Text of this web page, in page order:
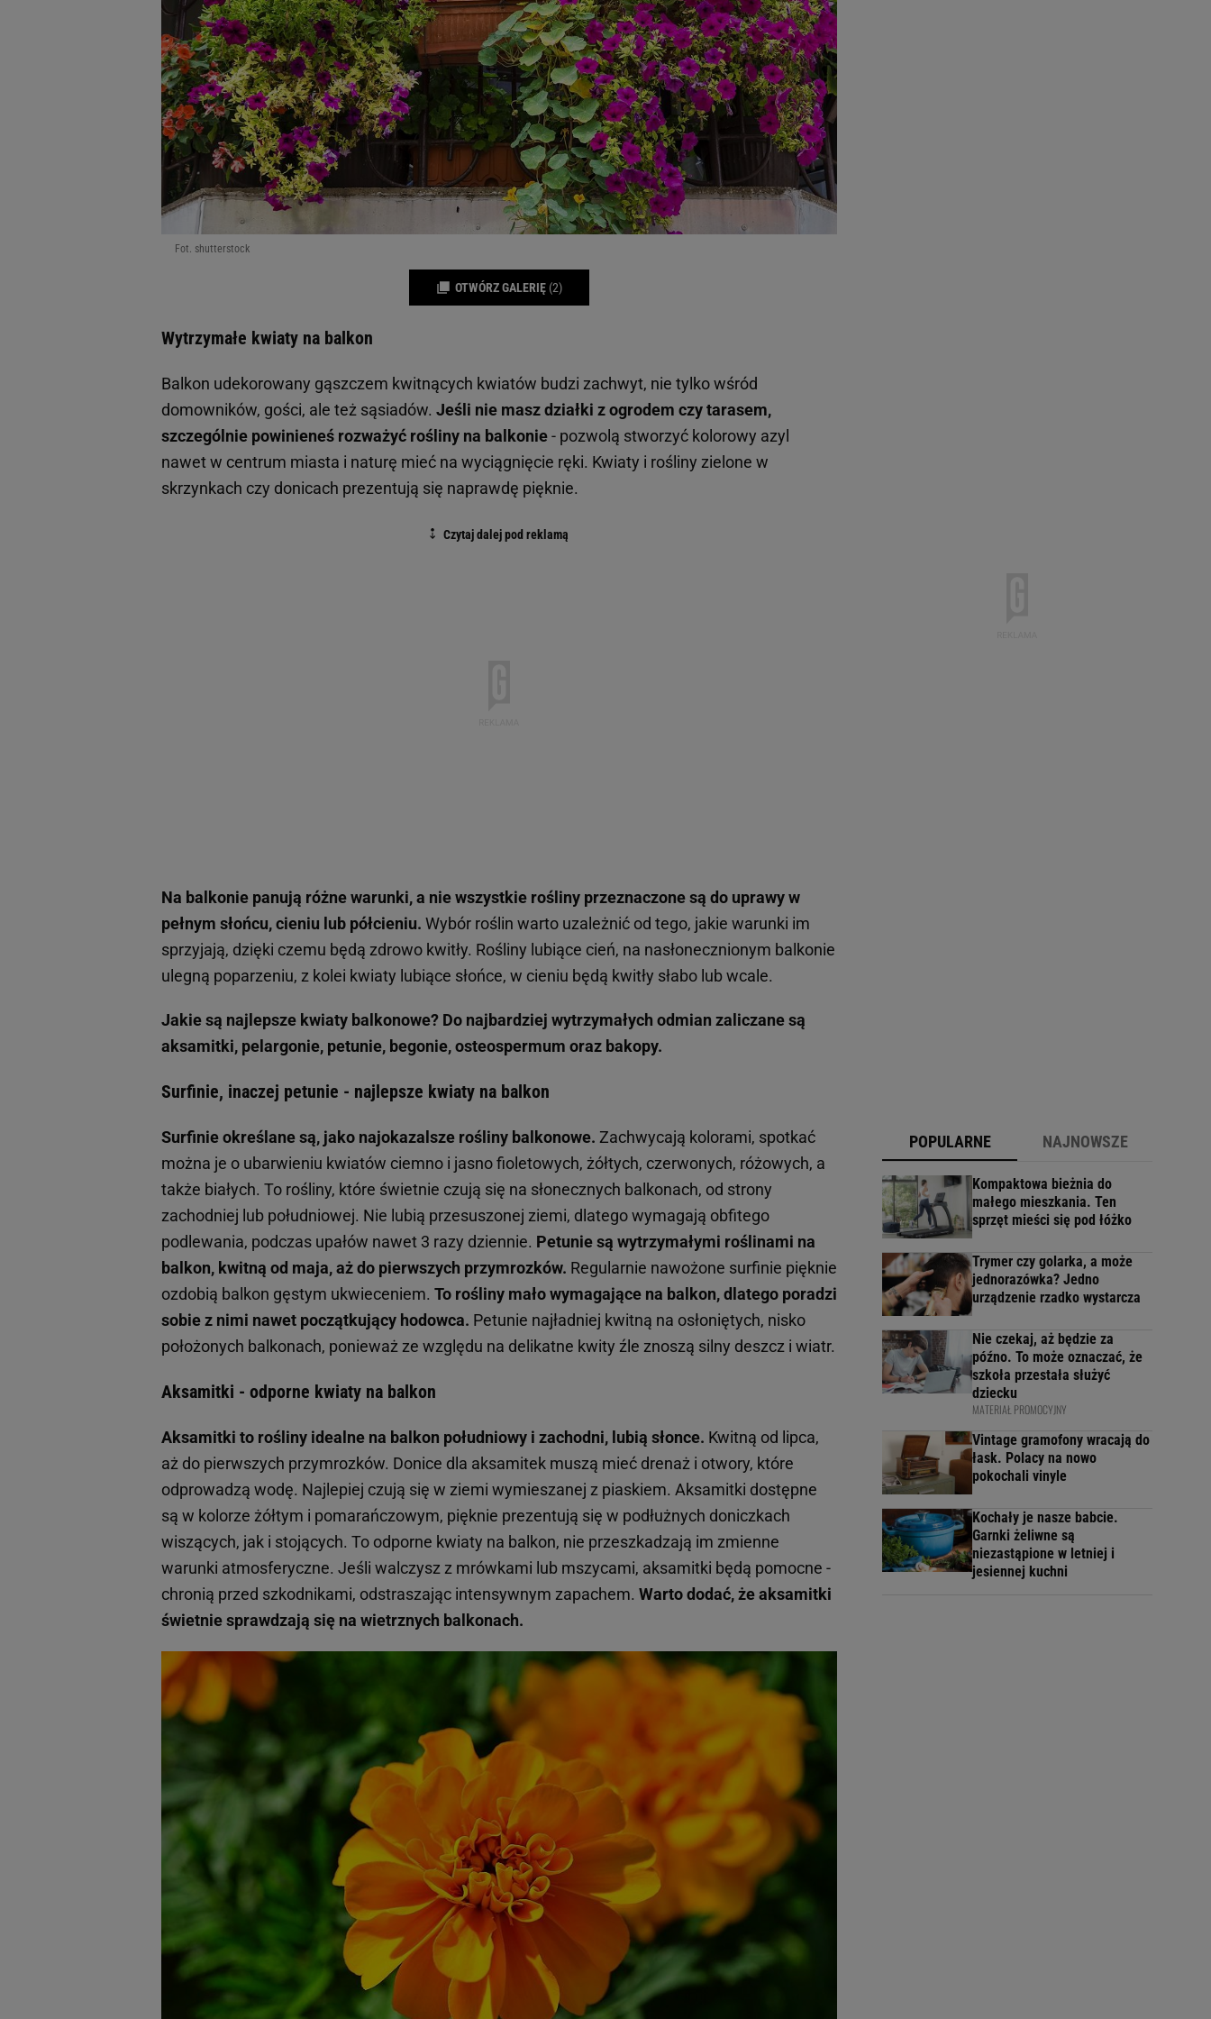
Fot. shutterstock
OTWÓRZ GALERIĘ (2)
Wytrzymałe kwiaty na balkon
Balkon udekorowany gąszczem kwitnących kwiatów budzi zachwyt, nie tylko wśród
domowników, gości, ale też sąsiadów. Jeśli nie masz działki z ogrodem czy tarasem,
szczególnie powinieneś rozważyć rośliny na balkonie- pozwolą stworzyć kolorowy azyl
nawet w centrum miasta i naturę mieć na wyciągnięcie ręki. Kwiaty i rośliny zielone w
skrzynkach czy donicach prezentują się naprawdę pięknie.
Na balkonie panują różne warunki, a nie wszystkie rośliny przeznaczone są do uprawy w
pełnym słońcu, cieniu lub półcieniu. Wybór roślin warto uzależnić od tego, jakie warunki im
sprzyjają, dzięki czemu będą zdrowo kwitły. Rośliny lubiące cień, na nasłonecznionym balkonie
ulegną poparzeniu, z kolei kwiaty lubiące słońce, w cieniu będą kwitły słabo lub wcale.
Jakie są najlepsze kwiaty balkonowe? Do najbardziej wytrzymałych odmian zaliczane są
aksamitki, pelargonie, petunie, begonie, osteospermum oraz bakopy.
Surfinie, inaczej petunie - najlepsze kwiaty na balkon
Surfinie określane są, jako najokazalsze rośliny balkonowe. Zachwycają kolorami, spotkać
można je o ubarwieniu kwiatów ciemno i jasno fioletowych, żółtych, czerwonych, różowych, a
także białych. To rośliny, które świetnie czują się na słonecznych balkonach, od strony
zachodniej lub południowej. Nie lubią przesuszonej ziemi, dlatego wymagają obfitego
podlewania, podczas upałów nawet 3 razy dziennie. Petunie są wytrzymałymi roślinami na
balkon, kwitną od maja, aż do pierwszych przymrozków. Regularnie nawożone surfinie pięknie
ozdobią balkon gęstym ukwieceniem. To rośliny mało wymagające na balkon, dlatego poradzi
sobie z nimi nawet początkujący hodowca. Petunie najładniej kwitną na osłoniętych, nisko
położonych balkonach, ponieważ ze względu na delikatne kwity źle znoszą silny deszcz i wiatr.
Aksamitki - odporne kwiaty na balkon
Aksamitki to rośliny idealne na balkon południowy i zachodni, lubią słonce. Kwitną od lipca,
aż do pierwszych przymrozków. Donice dla aksamitek muszą mieć drenaż i otwory, które
odprowadzą wodę. Najlepiej czują się w ziemi wymieszanej z piaskiem. Aksamitki dostępne
są w kolorze żółtym i pomarańczowym, pięknie prezentują się w podłużnych doniczkach
wiszących, jak i stojących. To odporne kwiaty na balkon, nie przeszkadzają im zmienne
warunki atmosferyczne. Jeśli walczysz z mrówkami lub mszycami, aksamitki będą pomocne -
chronią przed szkodnikami, odstraszając intensywnym zapachem. Warto dodać, że aksamitki
świetnie sprawdzają się na wietrznych balkonach.
POPULARNE NAJNOWSZE
Kompaktowa bieżnia do
małego mieszkania. Ten
sprzęt mieści się pod łóżko
Trymer czy golarka, a może
jednorazówka? Jedno
urządzenie rzadko wystarcza
Nie czekaj, aż będzie za
późno. To może oznaczać, że
szkoła przestała służyć
dziecku
MATERIAŁ PROMOCYJNY
Vintage gramofony wracają do
łask. Polacy na nowo
pokochali vinyle
Kochały je nasze babcie.
Garnki żeliwne są
niezastąpione w letniej i
jesiennej kuchni